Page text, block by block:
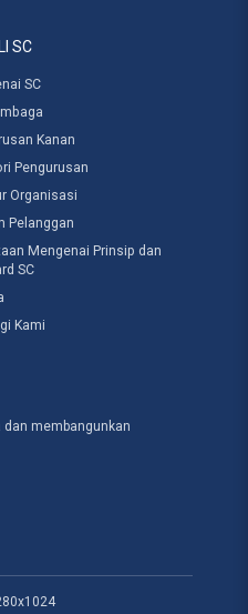
SC
SC
Kanan
Pengurusan
Organisasi
Pelanggan
Mengenai Prinsip dan
SC
Kami
dan membangunkan